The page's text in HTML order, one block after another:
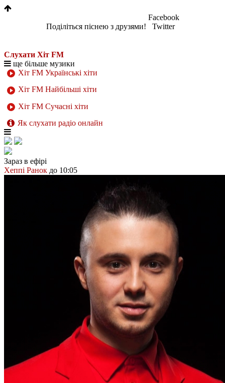
Поділіться піснею з друзями!
Facebook
Twitter
Слухати Хіт FM
ще більше музики
Хіт FM Українські хіти
Хіт FM Найбільші хіти
Хіт FM Сучасні хіти
Як слухати радіо онлайн
Зараз в ефірі
Хеппі Ранок до 10:05